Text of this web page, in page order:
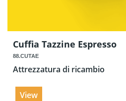
Cuffia Tazzine Espresso
88.CUTAE
Attrezzatura di ricambio
View